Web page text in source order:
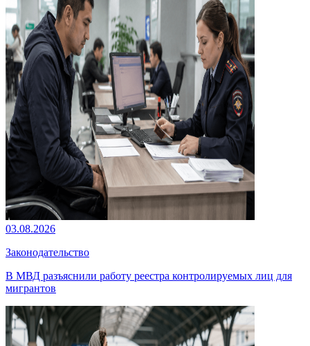
03.08.2026
Законодательство
В МВД разъяснили работу реестра контролируемых лиц для
мигрантов